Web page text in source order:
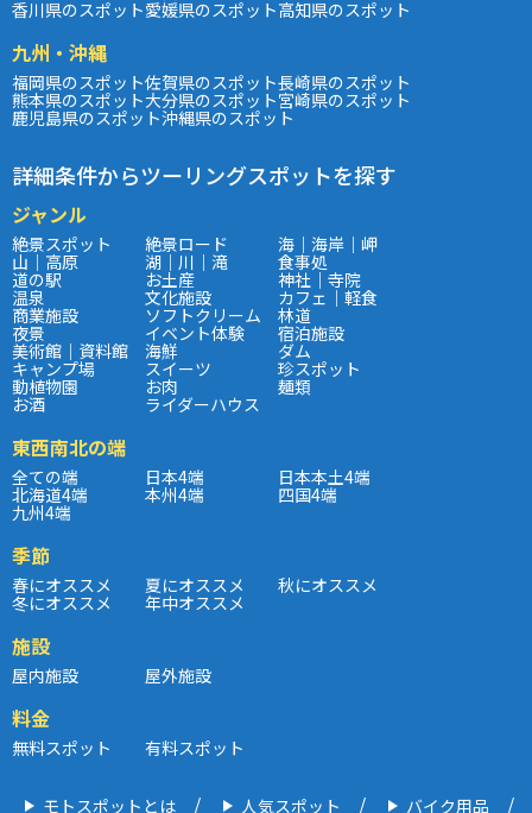
香川県のスポット愛媛県のスポット高知県のスポット
九州・沖縄
福岡県のスポット佐賀県のスポット長崎県のスポット
熊本県のスポット大分県のスポット宮崎県のスポット
鹿児島県のスポット沖縄県のスポット
詳細条件からツーリングスポットを探す
ジャンル
絶景スポット 絶景ロード 海｜海岸｜岬
山｜高原 湖｜川｜滝 食事処
道の駅 お土産 神社｜寺院
温泉 文化施設 カフェ｜軽食
商業施設 ソフトクリーム 林道
夜景 イベント体験 宿泊施設
美術館｜資料館 海鮮 ダム
キャンプ場 スイーツ 珍スポット
動植物園 お肉 麺類
お酒 ライダーハウス
東西南北の端
全ての端 日本4端 日本本土4端
北海道4端 本州4端 四国4端
九州4端
季節
春にオススメ 夏にオススメ 秋にオススメ
冬にオススメ 年中オススメ
施設
屋内施設 屋外施設
料金
無料スポット 有料スポット
モトスポットとは 人気スポット バイク用品